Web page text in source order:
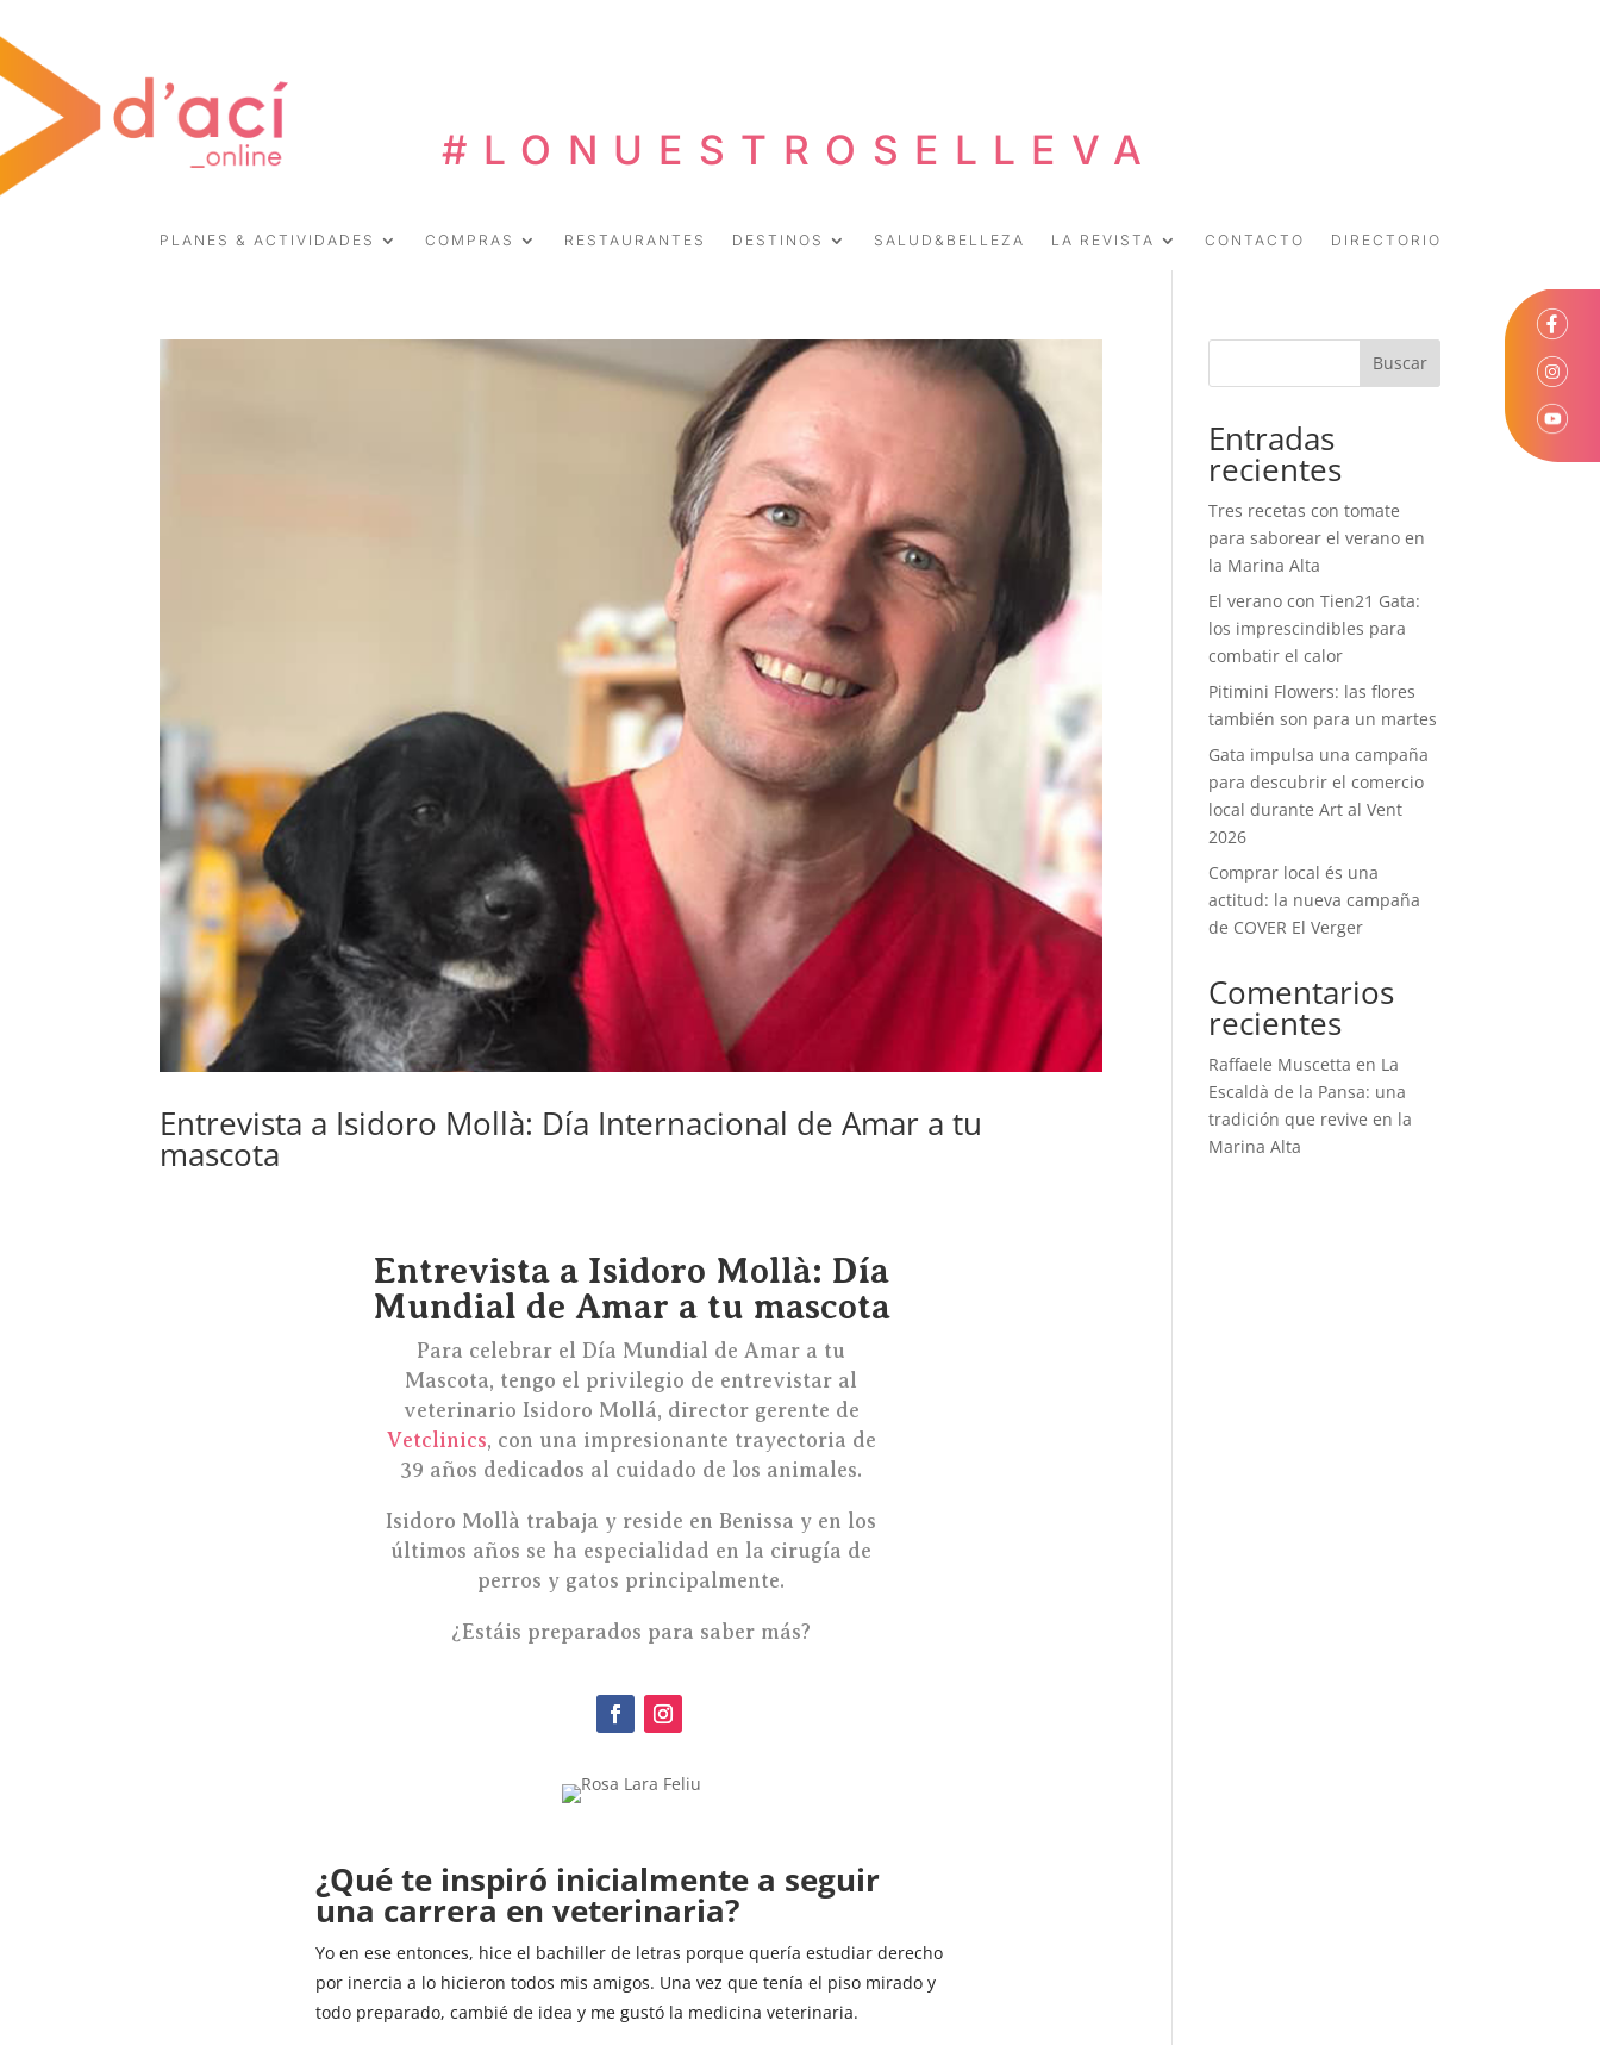
PLANES & ACTIVIDADES COMPRAS RESTAURANTES DESTINOS SALUD&BELLEZA LA REVISTA CONTACTO DIRECTORIO
#LONUESTROSELLEVA
Entrevista a Isidoro Mollà: Día Internacional de Amar a tu
mascota
Entrevista a Isidoro Mollà: Día
Mundial de Amar a tu mascota
Para celebrar el Día Mundial de Amar a tu
Mascota, tengo el privilegio de entrevistar al
veterinario Isidoro Mollá, director gerente de
Vetclinics, con una impresionante trayectoria de
39 años dedicados al cuidado de los animales.
Isidoro Mollà trabaja y reside en Benissa y en los
últimos años se ha especialidad en la cirugía de
perros y gatos principalmente.
¿Estáis preparados para saber más?
¿Qué te inspiró inicialmente a seguir
una carrera en veterinaria?
Yo en ese entonces, hice el bachiller de letras porque quería estudiar derecho
por inercia a lo hicieron todos mis amigos. Una vez que tenía el piso mirado y
todo preparado, cambié de idea y me gustó la medicina veterinaria.
Buscar
Entradas
recientes
Tres recetas con tomate
para saborear el verano en
la Marina Alta
El verano con Tien21 Gata:
los imprescindibles para
combatir el calor
Pitimini Flowers: las flores
también son para un martes
Gata impulsa una campaña
para descubrir el comercio
local durante Art al Vent
2026
Comprar local és una
actitud: la nueva campaña
de COVER El Verger
Comentarios
recientes
Raffaele Muscetta en La
Escaldà de la Pansa: una
tradición que revive en la
Marina Alta